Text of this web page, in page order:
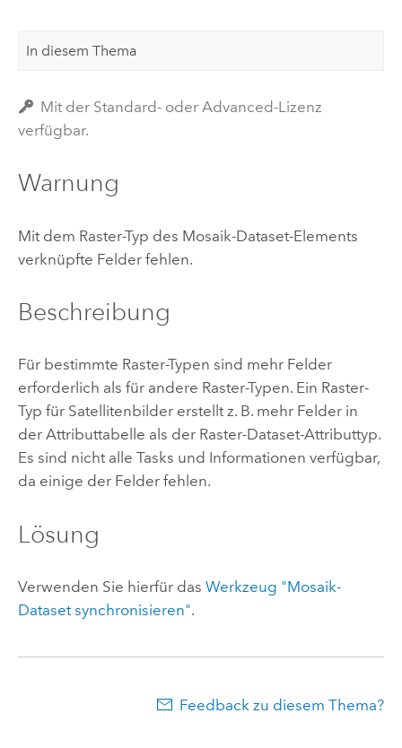
In diesem Thema
Mit der Standard- oder Advanced-Lizenz
verfügbar.
Warnung
Mit dem Raster-Typ des Mosaik-Dataset-Elements
verknüpfte Felder fehlen.
Beschreibung
Für bestimmte Raster-Typen sind mehr Felder
erforderlich als für andere Raster-Typen. Ein Raster-
Typ für Satellitenbilder erstellt z. B. mehr Felder in
der Attributtabelle als der Raster-Dataset-Attributtyp.
Es sind nicht alle Tasks und Informationen verfügbar,
da einige der Felder fehlen.
Lösung
Verwenden Sie hierfür das Werkzeug "Mosaik-
Dataset synchronisieren".
Feedback zu diesem Thema?